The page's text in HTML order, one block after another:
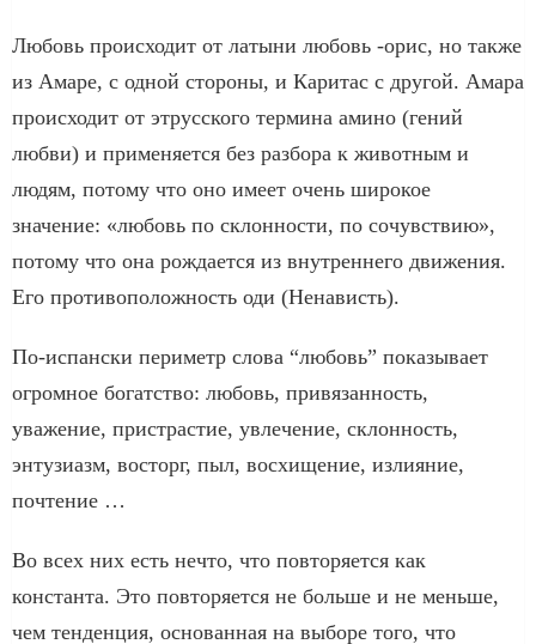
Любовь происходит от латыни любовь -орис, но также
из Амаре, с одной стороны, и Каритас с другой. Амара
происходит от этрусского термина амино (гений
любви) и применяется без разбора к животным и
людям, потому что оно имеет очень широкое
значение: «любовь по склонности, по сочувствию»,
потому что она рождается из внутреннего движения.
Его противоположность оди (Ненависть).
По-испански периметр слова “любовь” показывает
огромное богатство: любовь, привязанность,
уважение, пристрастие, увлечение, склонность,
энтузиазм, восторг, пыл, восхищение, излияние,
почтение …
Во всех них есть нечто, что повторяется как
константа. Это повторяется не больше и не меньше,
чем тенденция, основанная на выборе того, что